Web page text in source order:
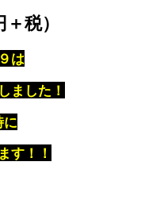
税）
は
ました！
に
す！！